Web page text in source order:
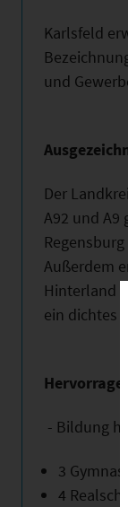
Karlsfeld
und
Der
A92 und
Außerdem
Hinterland
ein dichtes
- Bildung
3
4